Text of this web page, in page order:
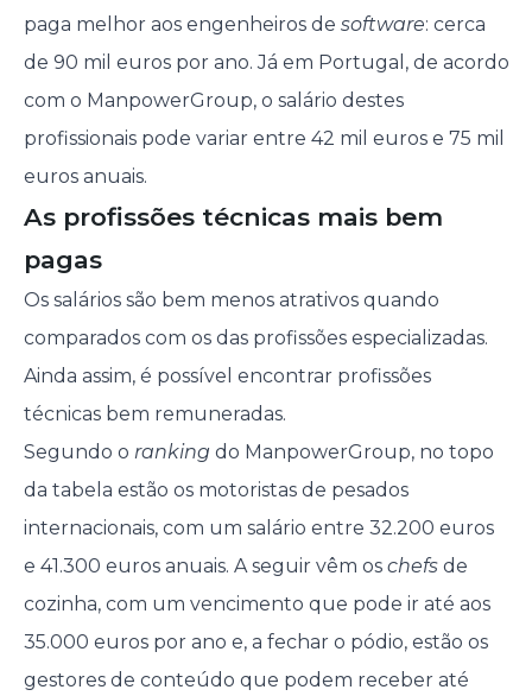
paga melhor aos engenheiros de software: cerca
de 90 mil euros por ano. Já em Portugal, de acordo
com o ManpowerGroup, o salário destes
profissionais pode variar entre 42 mil euros e 75 mil
euros anuais.
As profissões técnicas mais bem
pagas
Os salários são bem menos atrativos quando
comparados com os das profissões especializadas.
Ainda assim, é possível encontrar profissões
técnicas bem remuneradas.
Segundo o rankingdo ManpowerGroup, no topo
da tabela estão os motoristas de pesados
internacionais, com um salário entre 32.200 euros
e 41.300 euros anuais. A seguir vêm os chefsde
cozinha, com um vencimento que pode ir até aos
35.000 euros por ano e, a fechar o pódio, estão os
gestores de conteúdo que podem receber até